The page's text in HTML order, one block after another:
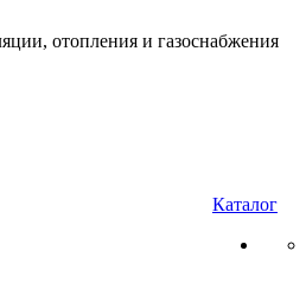
отопления и газоснабжения
Каталог